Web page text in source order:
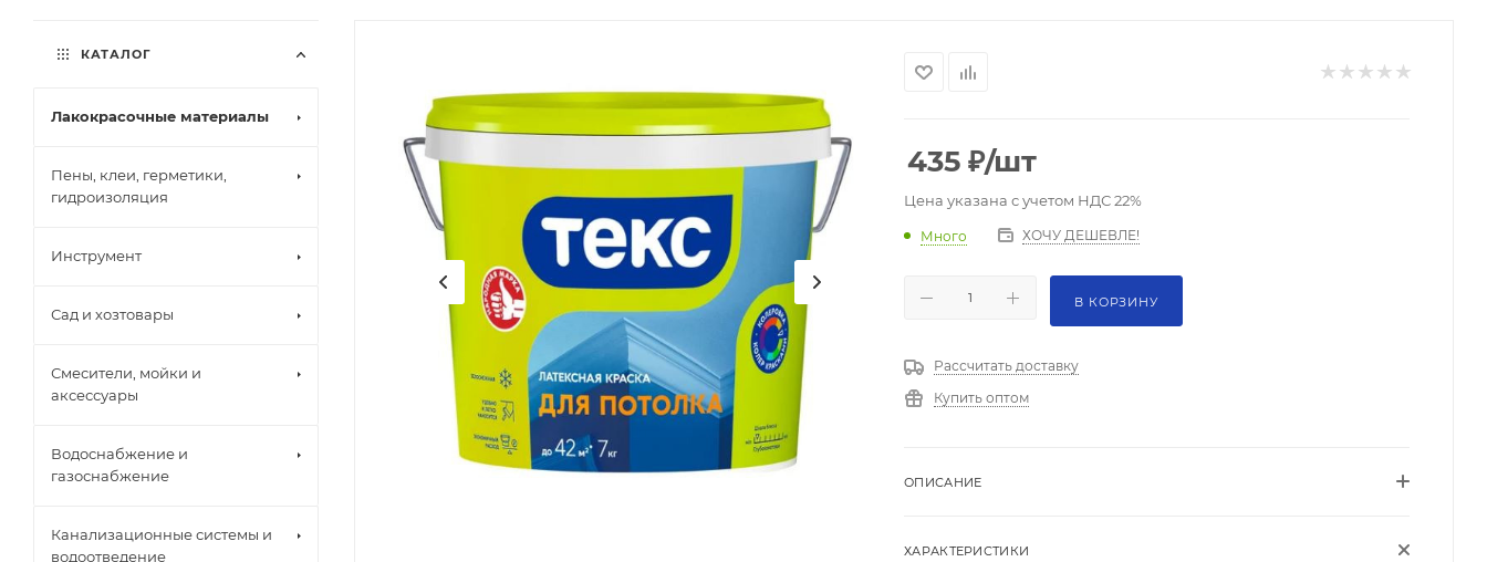
435 ₽/шт
Цена указана с учетом НДС 22%
Много ХОЧУ ДЕШЕВЛЕ!
В КОРЗИНУ
Рассчитать доставку
Купить оптом
ОПИСАНИЕ
ХАРАКТЕРИСТИКИ
КАТАЛОГ
Лакокрасочные материалы
Пены, клеи, герметики,
гидроизоляция
Инструмент
Сад и хозтовары
Смесители, мойки и
аксессуары
Водоснабжение и
газоснабжение
Канализационные системы и
водоотведение